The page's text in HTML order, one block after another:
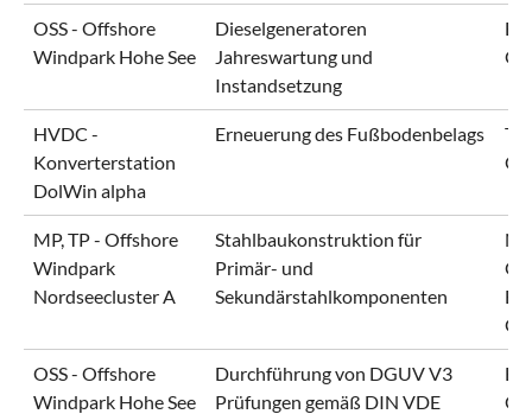
OSS - Offshore
Windpark Hohe See
Dieselgeneratoren
Jahreswartung und
Instandsetzung
HVDC -
Konverterstation
DolWin alpha
Erneuerung des Fußbodenbelags
MP, TP - Offshore
Windpark
Nordseecluster A
Stahlbaukonstruktion für
Primär- und
Sekundärstahlkomponenten
OSS - Offshore
Windpark Hohe See
Durchführung von DGUV V3
Prüfungen gemäß DIN VDE